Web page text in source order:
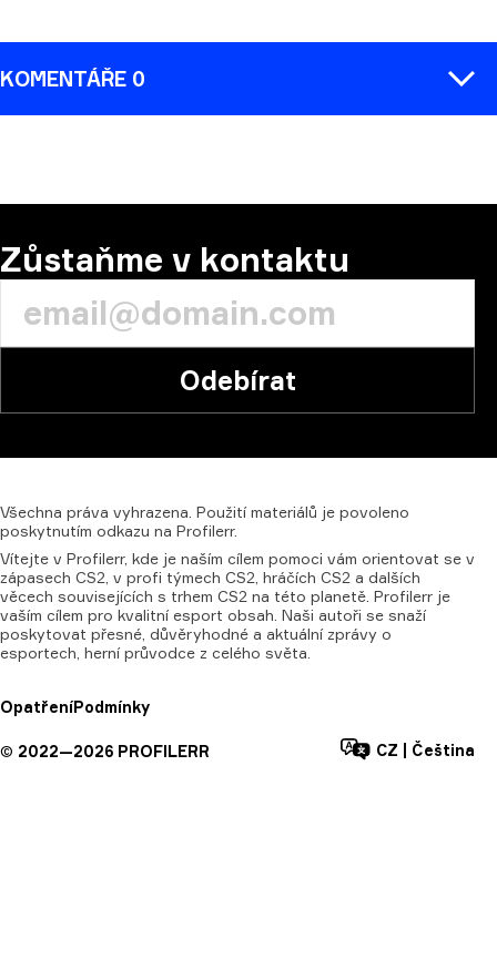
KOMENTÁŘE 0
Zůstaňme v kontaktu
Odebírat
Všechna práva vyhrazena. Použití materiálů je povoleno
poskytnutím odkazu na Profilerr.
Vítejte v Profilerr, kde je naším cílem pomoci vám orientovat se v
zápasech CS2, v profi týmech CS2, hráčích CS2 a dalších
věcech souvisejících s trhem CS2 na této planetě. Profilerr je
vaším cílem pro kvalitní esport obsah. Naši autoři se snaží
poskytovat přesné, důvěryhodné a aktuální zprávy o
esportech, herní průvodce z celého světa.
OpatřeníPodmínky
© 2022—2026 PROFILERR CZ Čeština